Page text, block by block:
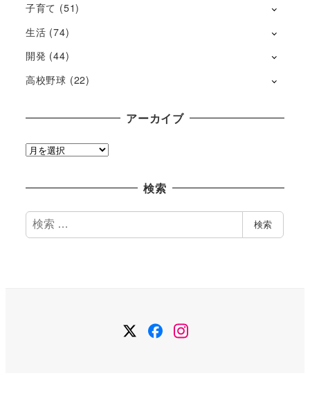
子育て (51)
生活 (74)
開発 (44)
高校野球 (22)
アーカイブ
ア
ブ
検索
検
索
検索
TwitterFacebook
Instagram